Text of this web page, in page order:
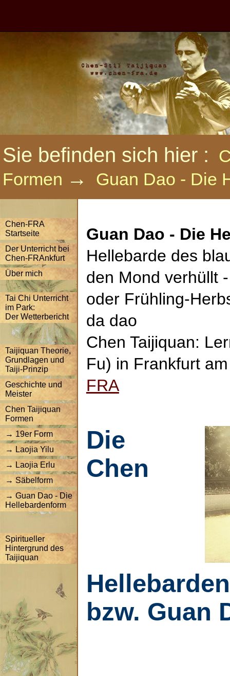
Sie befinden sich hier :
Formen → Guan Dao - Die
Chen-FRA
Startseite
Der Unterricht bei
Chen-FRAnkfurt
Über mich
Tai Chi Unterricht
im Park:
Der Wetterbericht
Taijiquan Theorie,
Grundlagen und
Taiji-Prinzip
Geschichte und
Meister
Chen Taijiquan
Formen
→ 19er Form
→ Laojia Yilu
→ Laojia Erlu
→ Säbelform
→ Guan Dao - Die
Hellebardenform
Spiritueller
Hintergrund des
Taijiquan
Guan Dao - Die
Hellebarde des
den Mond verhüllt
oder Frühling-
da dao
Chen Taijiquan:
Fu) in Frankfurt
FRA
Die
Chen
bzw. Guan